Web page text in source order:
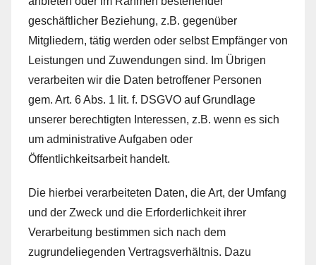
geschäftlicher Beziehung, z.B. gegenüber
Mitgliedern, tätig werden oder selbst Empfänger von
Leistungen und Zuwendungen sind. Im Übrigen
verarbeiten wir die Daten betroffener Personen
gem. Art. 6 Abs. 1 lit. f. DSGVO auf Grundlage
unserer berechtigten Interessen, z.B. wenn es sich
um administrative Aufgaben oder
Öffentlichkeitsarbeit handelt.
Die hierbei verarbeiteten Daten, die Art, der Umfang
und der Zweck und die Erforderlichkeit ihrer
Verarbeitung bestimmen sich nach dem
zugrundeliegenden Vertragsverhältnis. Dazu